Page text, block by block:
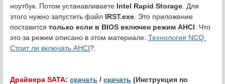
ноутбук. Потом устанавливаете Intel Rapid Storage . Для
этого нужно запустить файл IRST.exe . Это приложение
поставитсятолько если в BIOS включен режим AHCI . Что
это за режим описано в этом материале:Технология NCQ.
Стоит ли включать AHCI?.
Драйвера SATA: скачать /скачать (Инструкция по